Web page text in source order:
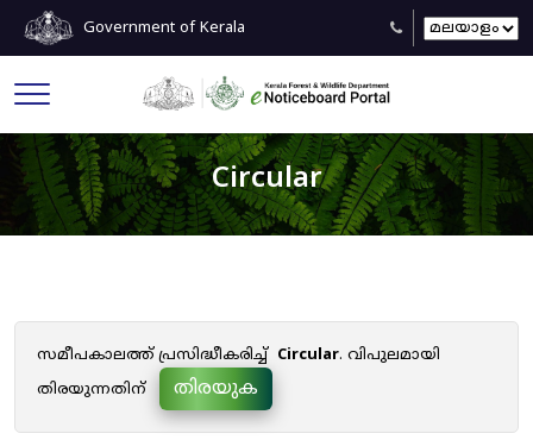
Government of Kerala
Circular
സമീപകാലത്ത് പ്രസിദ്ധീകരിച്ച് Circular. വിപുലമായി
തിരയുന്നതിന്
തിരയുക